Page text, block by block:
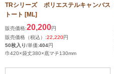
TRシリーズ ポリエステルキャンバス
トート [ML]
販売価格:20,200円
販売価格（税込）:22,220円
50枚入り/単価:404円
巾420×袋丈380×底マチ130mm